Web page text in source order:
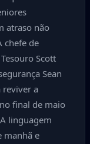
atraso não
chefe de
Scott
Sean
reviver a
final de maio
linguagem
manhã e